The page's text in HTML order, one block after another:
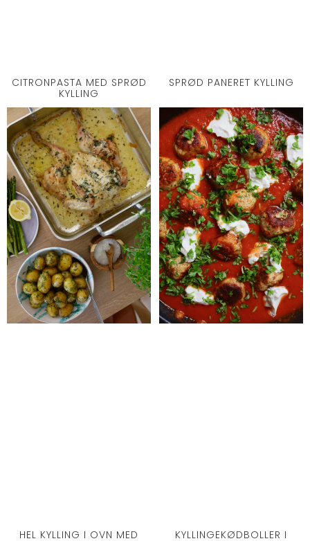
CITRONPASTA MED SPRØD
KYLLING
SPRØD PANERET KYLLING
HEL KYLLING I OVN MED
KYLLINGEKØDBOLLER I